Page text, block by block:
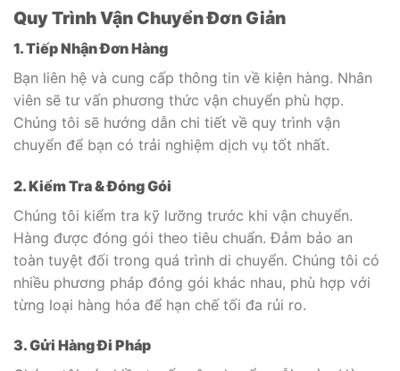
Quy Trình Vận Chuyển Đơn Giản
1. Tiếp Nhận Đơn Hàng
Bạn liên hệ và cung cấp thông tin về kiện hàng. Nhân
viên sẽ tư vấn phương thức vận chuyển phù hợp.
Chúng tôi sẽ hướng dẫn chi tiết về quy trình vận
chuyển để bạn có trải nghiệm dịch vụ tốt nhất.
2. Kiểm Tra & Đóng Gói
Chúng tôi kiểm tra kỹ lưỡng trước khi vận chuyển.
Hàng được đóng gói theo tiêu chuẩn. Đảm bảo an
toàn tuyệt đối trong quá trình di chuyển. Chúng tôi có
nhiều phương pháp đóng gói khác nhau, phù hợp với
từng loại hàng hóa để hạn chế tối đa rủi ro.
3. Gửi Hàng Đi Pháp